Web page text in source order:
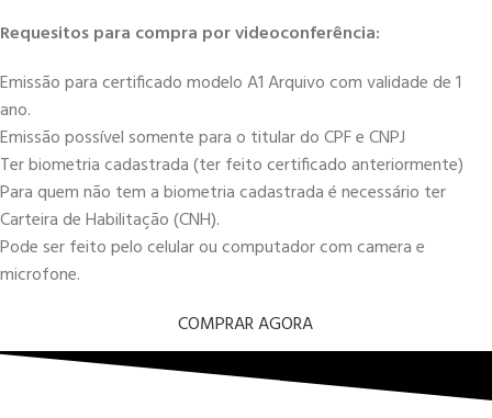
Requesitos para compra por videoconferência:
Emissão para certificado modelo A1 Arquivo com validade de 1
ano.
Emissão possível somente para o titular do CPF e CNPJ
Ter biometria cadastrada (ter feito certificado anteriormente)
Para quem não tem a biometria cadastrada é necessário ter
Carteira de Habilitação (CNH).
Pode ser feito pelo celular ou computador com camera e
microfone.
COMPRAR AGORA